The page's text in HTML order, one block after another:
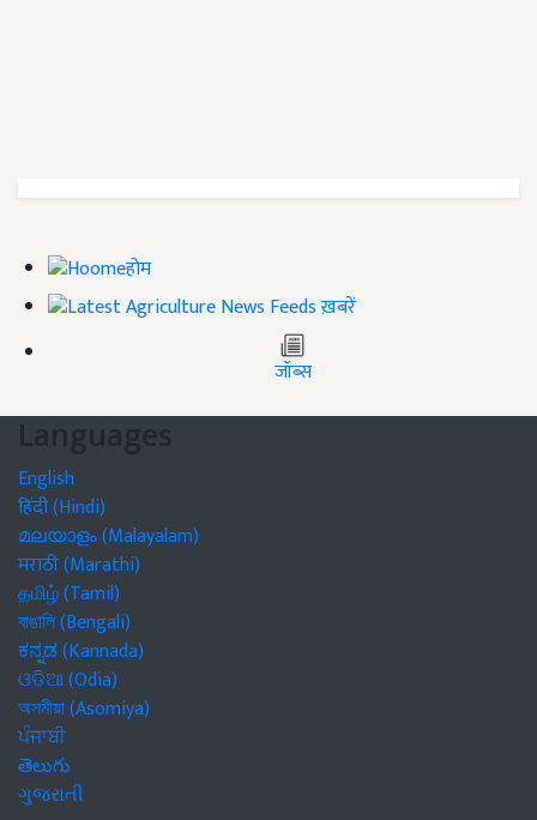
होम
ख़बरें
जॉब्स
Languages
English
हिंदी (Hindi)
മലയാളം (Malayalam)
मराठी (Marathi)
தமிழ் (Tamil)
বাঙালি (Bengali)
ಕನ್ನಡ (Kannada)
ଓଡିଆ (Odia)
অসমীয়া (Asomiya)
ਪੰਜਾਬੀ
తెలుగు
ગુજરાતી